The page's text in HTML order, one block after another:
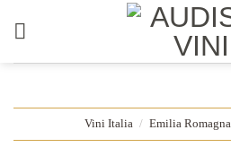
Vini Italia / Emilia Romagna